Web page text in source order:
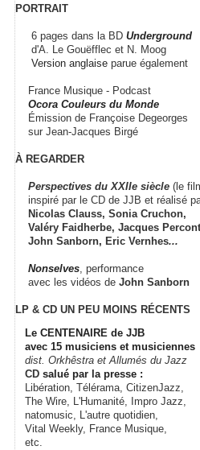
PORTRAIT
6 pages dans la BD Underground
d'A. Le Gouëfflec et N. Moog
Version anglaise parue également
France Musique - Podcast
Ocora Couleurs du Monde
Émission de Françoise Degeorges
sur Jean-Jacques Birgé
À REGARDER
Perspectives du XXIIe siècle (le
inspiré par le CD de JJB et réalisé
Nicolas Clauss, Sonia Cruchon,
Valéry Faidherbe, Jacques
John Sanborn, Eric Vernhes...
Nonselves , performance
avec les vidéos de John Sanborn
LP & CD UN PEU MOINS RÉCENTS
Le CENTENAIRE de JJB
avec 15 musiciens et musiciennes
dist. Orkhêstra et Allumés du Jazz
CD salué par la presse :
Libération, Télérama, CitizenJazz,
The Wire, L'Humanité, Impro Jazz,
natomusic, L'autre quotidien,
Vital Weekly, France Musique,
etc.